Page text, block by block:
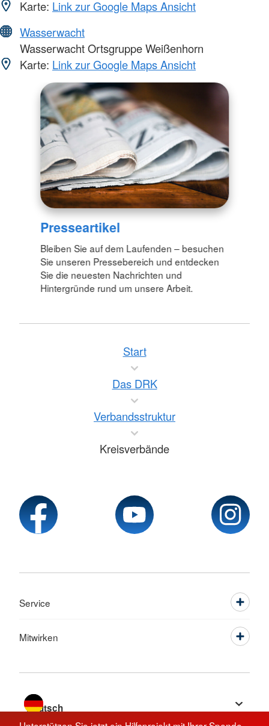
Karte: Link zur Google Maps Ansicht
Wasserwacht
Wasserwacht Ortsgruppe Weißenhorn
Karte: Link zur Google Maps Ansicht
Presseartikel
Bleiben Sie auf dem Laufenden – besuchen
Sie unseren Pressebereich und entdecken
Sie die neuesten Nachrichten und
Hintergründe rund um unsere Arbeit.
Start
Das DRK
Verbandsstruktur
Kreisverbände
Service
Mitwirken
Sprache wechseln zu